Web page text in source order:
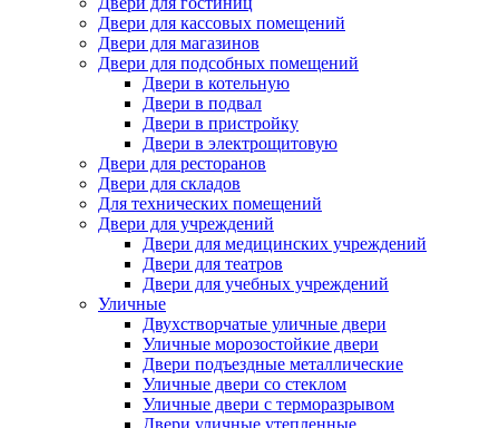
Двери для кассовых помещений
Двери для магазинов
Двери для подсобных помещений
Двери в котельную
Двери в подвал
Двери в пристройку
Двери в электрощитовую
Двери для ресторанов
Двери для складов
Для технических помещений
Двери для учреждений
Двери для медицинских учреждений
Двери для театров
Двери для учебных учреждений
Уличные
Двухстворчатые уличные двери
Уличные морозостойкие двери
Двери подъездные металлические
Уличные двери со стеклом
Уличные двери с терморазрывом
Двери уличные утепленные